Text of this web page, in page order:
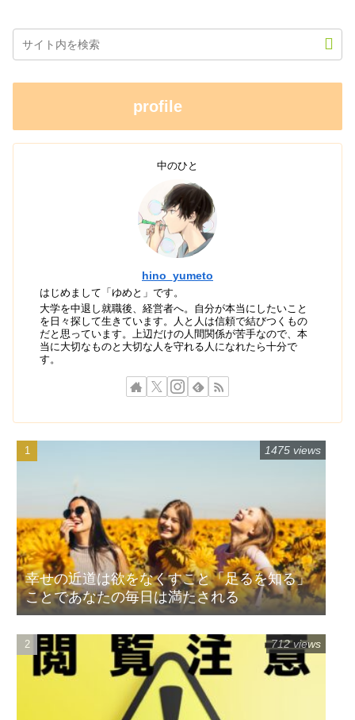
profile
中のひと
hino_yumeto
はじめまして「ゆめと」です。
大学を中退し就職後、経営者へ。自分が本当にしたいこと
を日々探して生きています。人と人は信頼で結びつくもの
だと思っています。上辺だけの人間関係が苦手なので、本
当に大切なものと大切な人を守れる人になれたら十分で
す。
幸せの近道は欲をなくすこと「足るを知る」
ことであなたの毎日は満たされる
1475 views
712 views